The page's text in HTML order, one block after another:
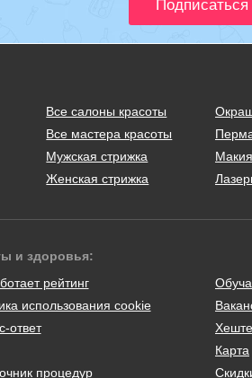
Все салоны красоты
Все мастера красоты
Мужская стрижка
Женская стрижка
и здоровья:
рейтинг
использования cookie
ответ
процедур
Карта